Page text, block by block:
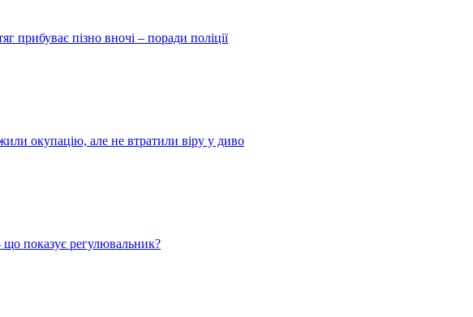
прибуває пізно вночі – поради поліції
окупацію, але не втратили віру у диво
що показує регулювальник?